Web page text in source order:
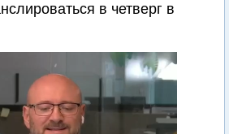
в четверг в